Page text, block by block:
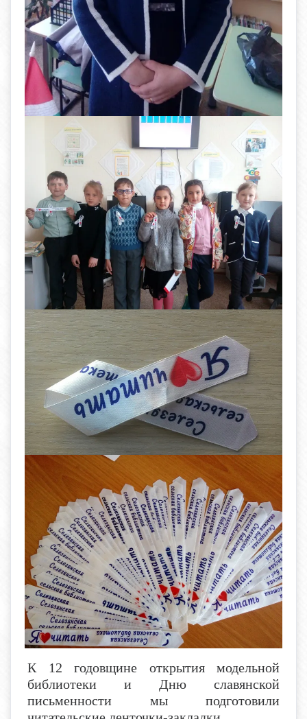
К 12 годовщине открытия модельной
библиотеки и Дню славянской
письменности мы подготовили